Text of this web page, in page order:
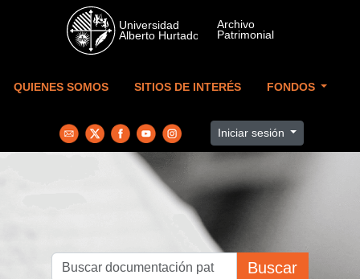
Skip to main content
QUIENES SOMOS SITIOS DE INTERÉS FONDOS
Iniciar sesión
Buscar